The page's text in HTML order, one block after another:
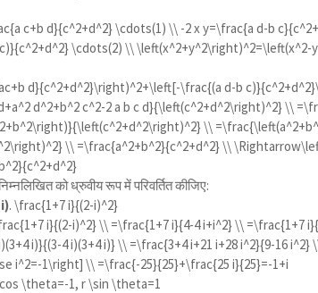
c+b d}{c^2+d^2} \cdots(1) \\ -2 x y=\frac{a d-b
\cdots(2) \\ \left(x^2+y^2\right)^2=\left(x^2-
d}{c^2+d^2}\right)^2+\left[-\frac{(a d-b
d^2+b^2 c^2-2 a b c d}{\left(c^2+d^2\right)^2} \\
\\
\\ =\frac{a^2+b^2}{c^2+d^2} \\
को ध्रुवीय रूप में परिवर्तित कीजिए:
.\frac{1+7 i}{(2-i)^2}
i}{(2-i)^2} \\ =\frac{1+7 i}{4-4 i+i^2} \\ =\frac{1+7
i)}{(3-4 i)(3+4 i)} \\ =\frac{3+4 i+21 i+28 i^2}{9-16
i^2=-1\right] \\ =\frac{-25}{25}+\frac{25 i}{25}=-1+i
\theta=-1, r \sin \theta=1